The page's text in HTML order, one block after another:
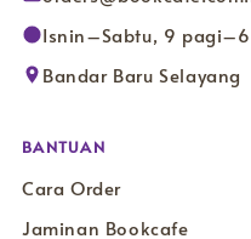
Isnin–Sabtu, 9
Bandar Baru Selayang
BANTUAN
Cara Order
Jaminan Bookcafe